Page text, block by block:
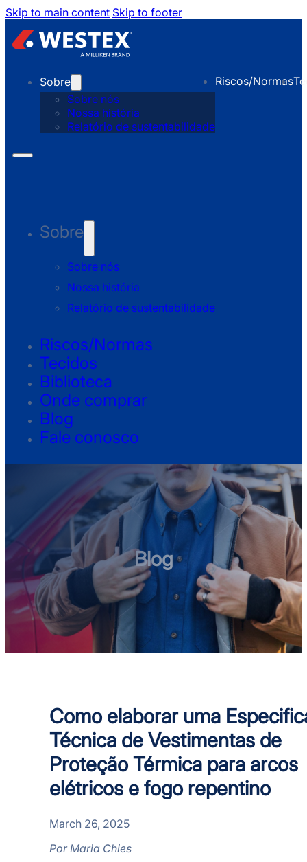
Skip to main content Skip to footer
Sobre
Sobre nós
Nossa história
Relatório de sustentabilidade
Riscos/Normas
Sobre
Sobre nós
Nossa história
Relatório de sustentabilidade
Riscos/Normas
Tecidos
Biblioteca
Onde comprar
Blog
Fale conosco
Blog
Como elaborar uma
Técnica de Vestimentas de
Proteção Térmica para arcos
elétricos e fogo repentino
March 26, 2025
Por Maria Chies